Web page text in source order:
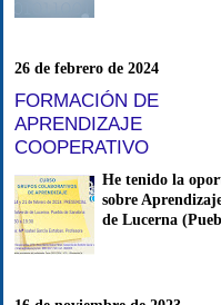
26 de febrero de 2024
FORMACIÓN DE
APRENDIZAJE
COOPERATIVO
He tenido la
sobre
de Lucerna